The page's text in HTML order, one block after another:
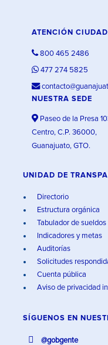
ATENCIÓN
800 465 2486
477 274 5825
NUESTRA SEDE
Paseo de la Presa
Centro, C.P. 36000,
Guanajuato, GTO.
UNIDAD DE
Directorio
Estructura orgánica
Tabulador de sueldos
Indicadores y metas
Auditorías
Solicitudes
Cuenta pública
Aviso de privacidad
SÍGUENOS EN
@gobgente